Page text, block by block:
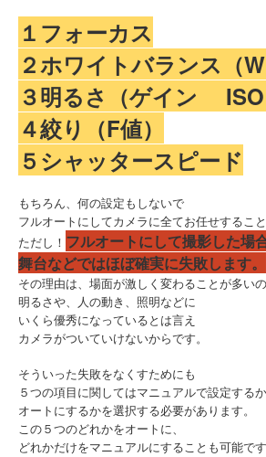
１フォーカス
２ホワイトバランス（
３明るさ（ゲイン ISO
４絞り（F値）
５シャッタースピード
もちろん、何の設定もしないで
フルオートにしてカメラに全てお任せすること
ただし！ フルオートにして撮影した場
舞台などではほぼ確実に失敗します。
その理由は、場面が激しく変わることが多い
明るさや、人の動き、照明などに
いくら優秀になっているとは言え
カメラがついていけないからです。
そういった失敗をなくすためにも
５つの項目に関してはマニュアルで設定するか
オートにするかを選択する必要があります。
この５つのどれかをオートに、
どれかだけをマニュアルにすることも可能です